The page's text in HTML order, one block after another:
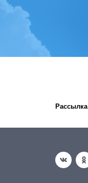
Рассылка